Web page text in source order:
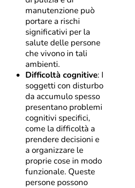
manutenzione può
portare a rischi
significativi per la
salute delle persone
che vivono in tali
ambienti.
Difficoltà cognitive: I
soggetti con disturbo
da accumulo spesso
presentano problemi
cognitivi specifici,
come la difficoltà a
prendere decisioni e
a organizzare le
proprie cose in modo
funzionale. Queste
persone possono